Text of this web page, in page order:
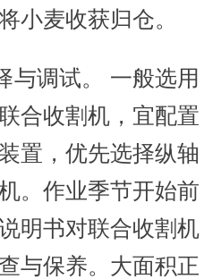
小麦收获归仓。
调试。 一般选用
合收割机，宜配置
置，优先选择纵轴
。作业季节开始前
明书对联合收割机
与保养。大面积正